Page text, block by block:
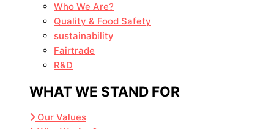
Who We Are?
Quality & Food Safety
sustainability
Fairtrade
R&D
WHAT WE STAND FOR
Our Values